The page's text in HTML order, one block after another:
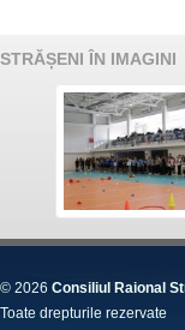
STRĂȘENI ÎN IMAGINI
© 2026 Consiliul Raional
Toate drepturile rezervate